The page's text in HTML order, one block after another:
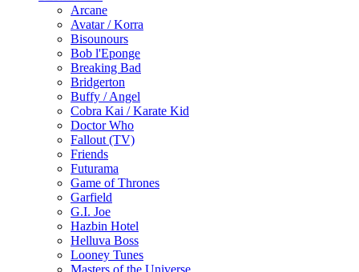
Arcane
Avatar / Korra
Bisounours
Bob l'Eponge
Breaking Bad
Bridgerton
Buffy / Angel
Cobra Kai / Karate Kid
Doctor Who
Fallout (TV)
Friends
Futurama
Game of Thrones
Garfield
G.I. Joe
Hazbin Hotel
Helluva Boss
Looney Tunes
Masters of the Universe